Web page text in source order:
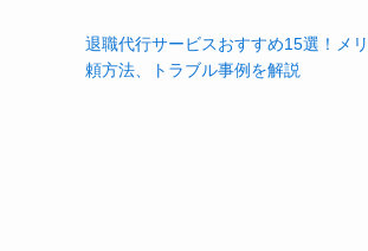
退職代行サービスおすすめ15選！メ
頼方法、トラブル事例を解説